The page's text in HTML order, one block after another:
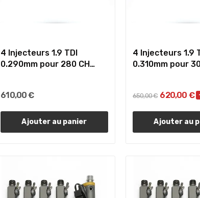
4 Injecteurs 1.9 TDI
0.290mm pour 280 CH
610,00 €
Ajouter au panier
4 Injecteurs 1.9
0.310mm pour
650,00 € 620,00 €
Ajouter au